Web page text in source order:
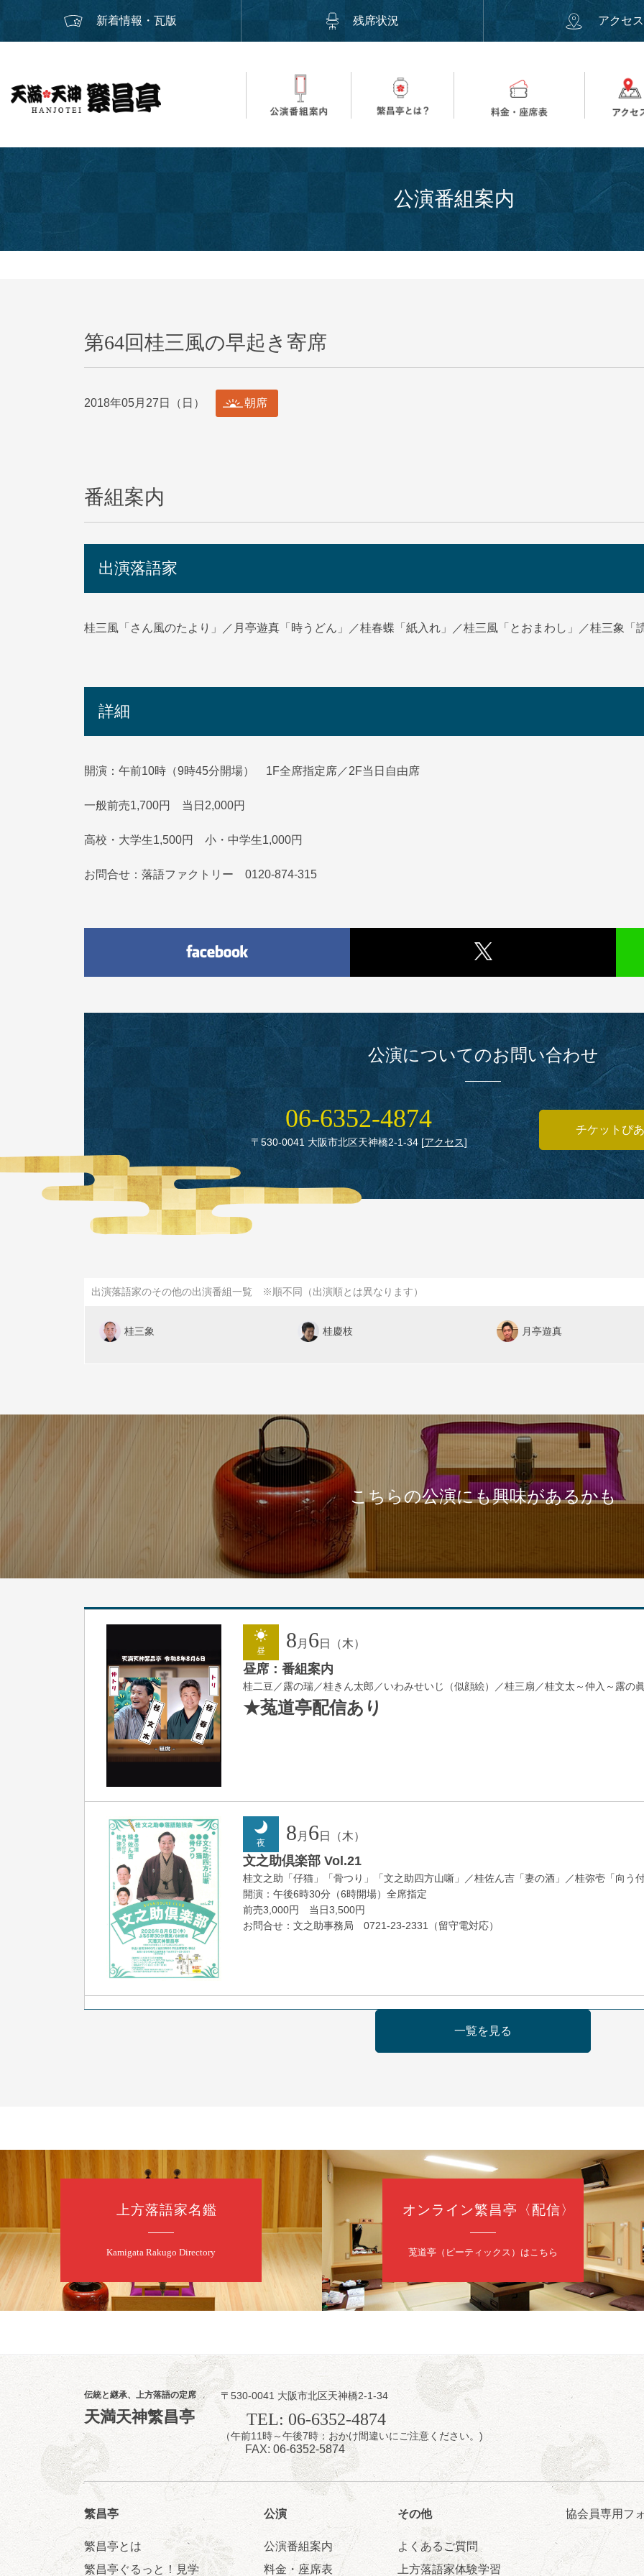
新着情報・瓦版 残席状況 アクセス
公演番組案内
第64回桂三風の早起き寄席
2018年05月27日（日） 朝席
番組案内
出演落語家
桂三風「さん風のたより」／月亭遊真「時うどん」／桂春蝶「紙入れ」／桂三風「とおまわし」／桂三象「
詳細
開演：午前10時（9時45分開場） 1F全席指定席／2F当日自由席
一般前売1,700円 当日2,000円
高校・大学生1,500円 小・中学生1,000円
お問合せ：落語ファクトリー 0120-874-315
公演についてのお問い合わせ
06‑6352‑4874
〒530‑0041 大阪市北区天神橋2‑1‑34[アクセス]
チケットぴ
出演落語家のその他の出演番組一覧 ※順不同（出演順とは異なります）
桂三象 桂慶枝 月亭遊真
こちらの公演にも興味があるかも
昼 8月 6 日（木）
昼席：番組案内
桂二豆／露の瑞／桂きん太郎／いわみせいじ（似顔絵）／桂三扇／桂文太～仲入～露の
★菟道亭配信あり
夜 8 月 6 日（木）
文之助倶楽部 Vol.21
桂文之助「仔猫」「骨つり」「文之助四方山噺」／桂佐ん吉「妻の酒」／桂弥壱「向う
開演：午後6時30分（6時開場）全席指定
前売3,000円 当日3,500円
お問合せ：文之助事務局 0721-23-2331（留守電対応）
落語と日本舞踊の会 あわよか連 vol 1
昼 7 日（金）
昼席：番組案内
桂二豆／露の瑞／桂きん太郎／いわみせいじ（似顔絵）／笑福亭笑利／桂文太～仲入
★菟道亭 配信あり
夜 8月 7日（金）
噺家が落語と芝居をしてみる会
桂米之助／桂団治郎／桂弥太郎／桂米舞／是常祐美
開演：午後6時30分（6時開場）全席指定
前売3,500円 当日4,000円
お問合せ：米朝事務所 06-6365-8281（平日10時～18時）
★菟道亭配信あり 配信の購入はこちらをクリック
一覧を見る
上方落語家名鑑
Kamigata Rakugo Directory
オンライン繁昌亭〈配信〉
莵道亭（ピーティックス）はこちら
伝統と継承、上方落語の定席
天満天神繁昌亭
〒530-0041 大阪市北区天神橋2-1-34
TEL: 06-6352-4874
（午前11時～午後7時：おかけ間違いにご注意ください。)
FAX: 06-6352-5874
繁昌亭
繁昌亭とは
繁昌亭ぐるっと！見学
公演
公演番組案内
料金・座席表
その他
よくあるご質問
上方落語家体験学習
協会員専用フ